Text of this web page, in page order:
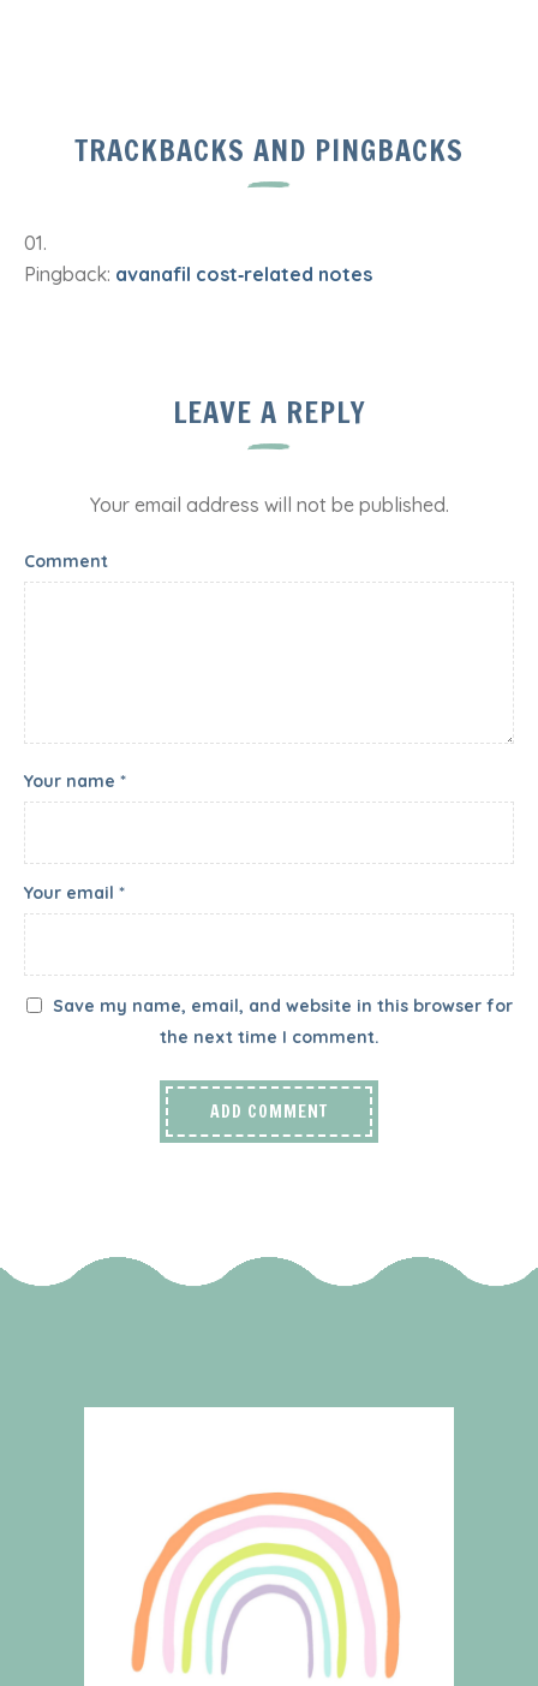
TRACKBACKS AND PINGBACKS
Pingback: avanafil cost‑related notes
LEAVE A REPLY
Your email address will not be published.
Comment
Your name *
Your email *
Save my name, email, and website in this browser for
the next time I comment.